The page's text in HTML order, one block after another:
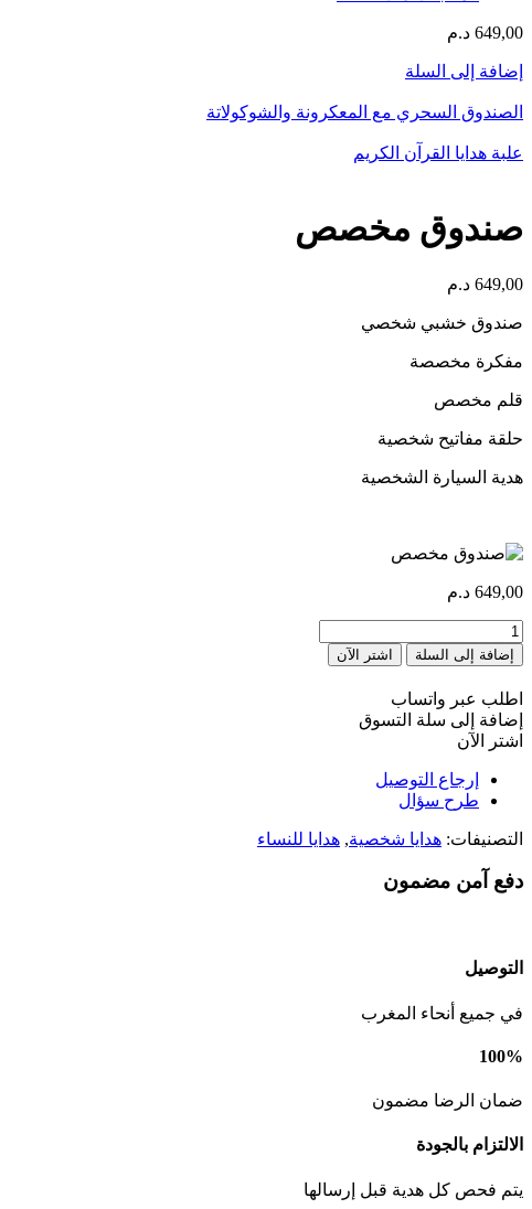
649,00 د.م
إضافة إلى السلة
الصندوق السحري مع المعكرونة والشوكولاتة
علبة هدايا القرآن الكريم
صندوق مخصص
649,00 د.م
صندوق خشبي شخصي
مفكرة مخصصة
قلم مخصص
حلقة مفاتيح شخصية
هدية السيارة الشخصية
649,00 د.م
كمية
Coffret
personnalisé
إضافة إلى السلة اشتر الآن
اطلب عبر واتساب
إضافة إلى سلة التسوق
اشتر الآن
إرجاع التوصيل
طرح سؤال
التصنيفات: هدايا شخصية, هدايا للنساء
دفع آمن مضمون
التوصيل
في جميع أنحاء المغرب
100%
ضمان الرضا مضمون
الالتزام بالجودة
يتم فحص كل هدية قبل إرسالها